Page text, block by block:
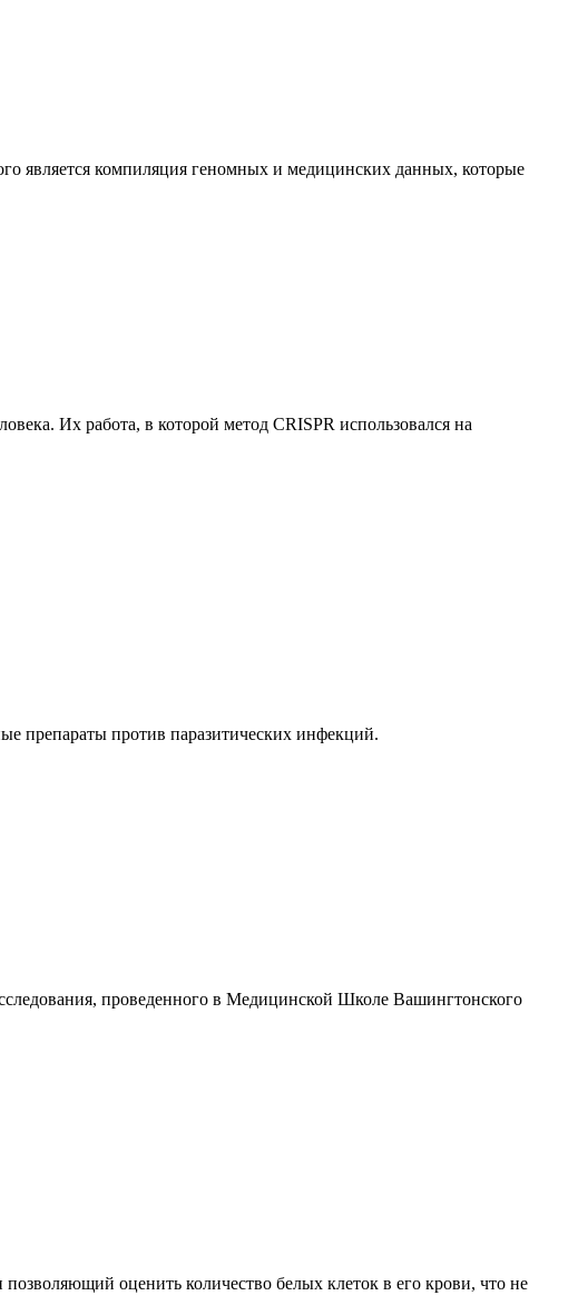
является компиляция геномных и медицинских данных, которые
Их работа, в которой метод CRISPR использовался на
препараты против паразитических инфекций.
проведенного в Медицинской Школе Вашингтонского
оценить количество белых клеток в его крови, что не